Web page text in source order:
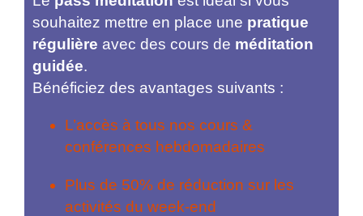
souhaitez mettre en place une pratique
régulière avec des cours de méditation
guidée.
Bénéficiez des avantages suivants :
L’accès à tous nos cours &
conférences hebdomadaires
Plus de 50% de réduction sur les
activités du week-end